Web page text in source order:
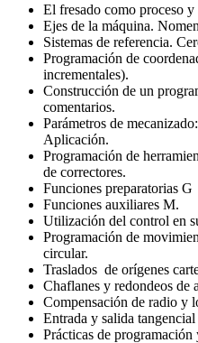
El fresado como proceso
Ejes de la máquina.
Sistemas de referencia.
Programación de
incrementales).
Construcción de un
comentarios.
Parámetros de
Aplicación.
Programación de
de correctores.
Funciones preparatorias G
Funciones auxiliares M.
Utilización del control en
Programación de
circular.
Traslados de orígenes
Chaflanes y redondeos de
Compensación de radio y
Entrada y salida
Prácticas de